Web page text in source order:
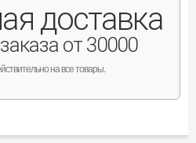
доставка
от 30000
на все товары.